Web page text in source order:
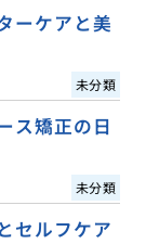
ーケアと美
未分類
ス矯正の日
未分類
セルフケア